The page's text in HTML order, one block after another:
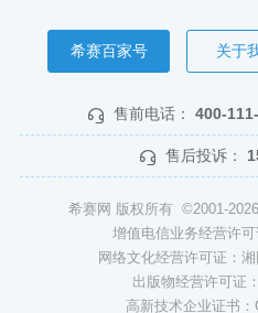
希赛百家号 关于
售前电话： 400-
售后投诉：
希赛网 版权所有 ©2001-
增值电信业务经营许
网络文化经营许可证：
出版物经营许可证
高新技术企业证书：